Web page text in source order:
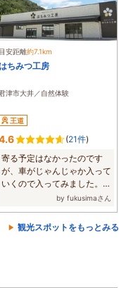
目安距離約7.1km
ちみつ工房
津市大井／自然体験
王道
(21件)
寄る予定はなかったのです
が、車がじゃんじゃか入って
いくので入ってみました。蜂
蜜の試食や、蜂...by fukusimaさん
観光スポットをもっとみる